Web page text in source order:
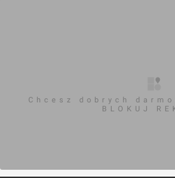
Chcesz dobrych
BLOKUJ